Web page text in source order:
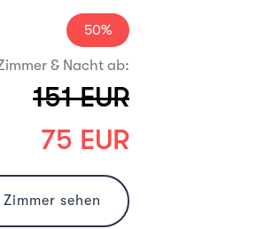
50%
& Nacht ab:
151 EUR
75 EUR
sehen